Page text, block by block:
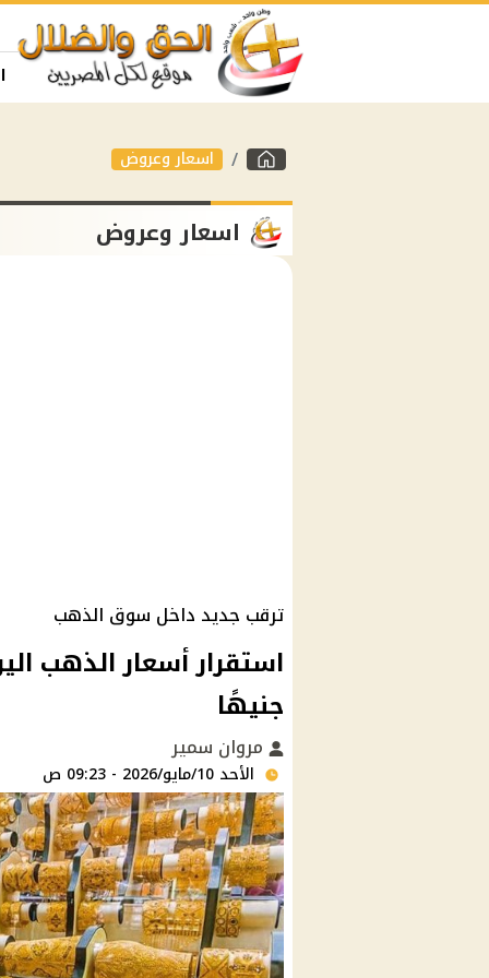
اسعار وعروض
اسعار وعروض
ترقب جديد داخل سوق الذهب
جنيهًا
مروان سمير
الأحد 10/مايو/2026 - 09:23 ص